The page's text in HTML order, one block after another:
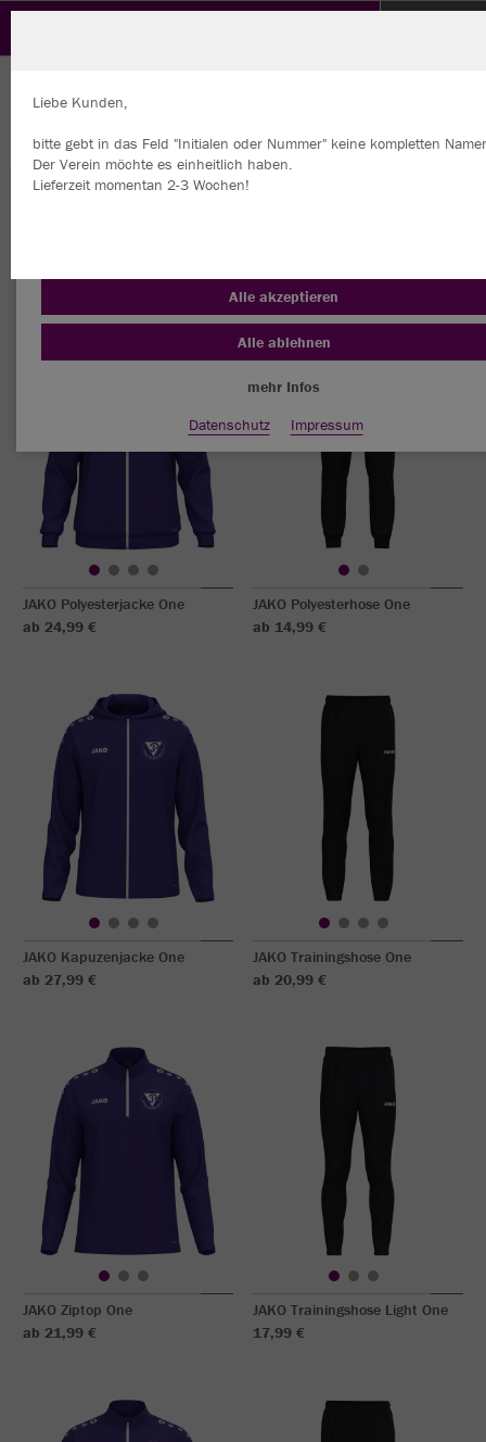
JAKO Polyesterjacke One
ab 24,99 €
JAKO Polyesterhose One
ab 14,99 €
JAKO Kapuzenjacke One
ab 27,99 €
JAKO Trainingshose One
ab 20,99 €
JAKO Ziptop One
ab 21,99 €
JAKO Trainingshose Light One
17,99 €
Liebe Kunden,
bitte gebt in das Feld "Initialen oder Nummer" keine kompletten
Der Verein möchte es einheitlich haben.
Lieferzeit momentan 2-3 Wochen!
Wir verwenden Cookies
Alle akzeptieren
Alle ablehnen
mehr Infos
Datenschutz
Impressum